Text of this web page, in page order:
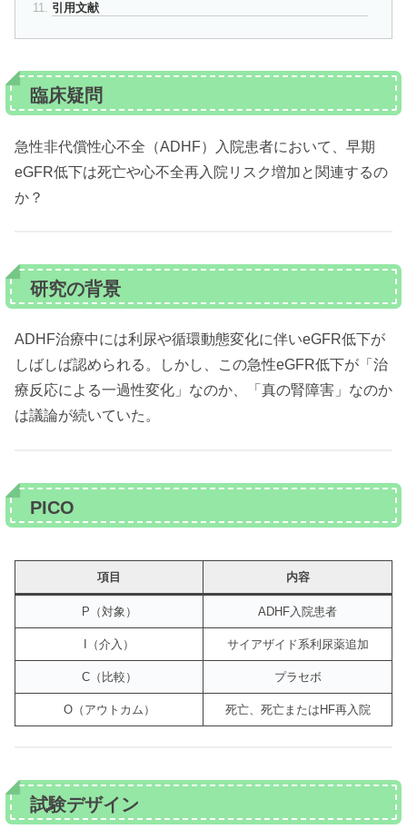
引用文献
臨床疑問
急性非代償性心不全（ADHF）入院患者において、早期
eGFR低下は死亡や心不全再入院リスク増加と関連するの
か？
研究の背景
ADHF治療中には利尿や循環動態変化に伴いeGFR低下が
しばしば認められる。しかし、この急性eGFR低下が「治
療反応による一過性変化」なのか、「真の腎障害」なのか
は議論が続いていた。
PICO
項目 内容
P（対象） ADHF入院患者
I（介入） サイアザイド系利尿薬追加
C（比較） プラセボ
O（アウトカム） 死亡、死亡またはHF再入院
試験デザイン